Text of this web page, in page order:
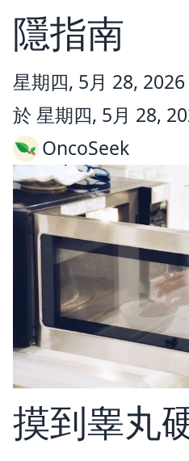
隱指南
星期四, 5月 28,
於 星期四, 5月 28,
OncoSeek
摸到睾丸